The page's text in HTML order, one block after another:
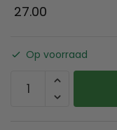
27.00
Op voorraad